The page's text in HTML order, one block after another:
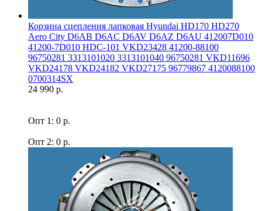
Корзина сцепления лапковая Hyundai HD170 HD270
Aero Сity D6AB D6AC D6AV D6AZ D6AU 412007D010
41200-7D010 HDC-101 VKD23428 41200-88100
96750281 3313101020 3313101040 96750281 VKD11696
VKD24178 VKD24182 VKD27175 96779867 4120088100
0700314SX
24 990 р.
Опт 1: 0 р.
Опт 2: 0 р.